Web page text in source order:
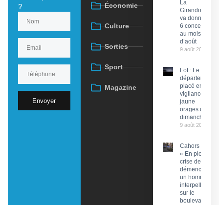
?
Envoyer
Économie
Culture
Sorties
Sport
Magazine
La
Girandola
va donner
6 concerts
au mois
d’août
9 août 2026
Lot : Le
département
placé en
vigilance
jaune
orages ce
dimanche
9 août 2026
Cahors :
« En pleine
crise de
démence »,
un homme
interpellé
sur le
boulevard